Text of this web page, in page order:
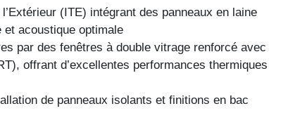
(ITE) intégrant des panneaux en laine
et acoustique optimale​​
par des fenêtres à double vitrage renforcé avec
offrant d’excellentes performances thermiques
de panneaux isolants et finitions en bac